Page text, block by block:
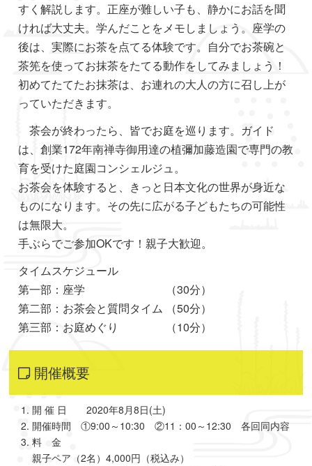
すく解説します。正座が難しい子も、静かにお話を聞
ければ大丈夫。学んだことをメモしましょう。座学の
後は、実際にお茶を点てる体験です。自分でお茶碗と
茶筅を使ってお抹茶をたてる動作をしてみましょう！
初めてたてたお抹茶は、お連れの大人の方に召し上が
っていただきます。
茶会が終わったら、皆でお庭を巡ります。ガイド
は、創業172年南禅寺御用達の植彌加藤造園で専門の教
育を受けた庭園コンシェルジュ。
お茶会を体験すると、きっと日本文化の世界が身近な
ものになります。その先に広がる子どもたちの可能性
は無限大。
手ぶらでご参加OKです！親子大歓迎。
タイムスケジュール
第一部：座学 （30分）
第二部：お茶会と質問タイム （50分）
第三部：お庭めぐり （10分）
開催概要
開 催 日 2020年8月8日(土)
開催時間 ①9:00～10:30 ②11：00～12:30 各回同内容
料 金
親子ペア（2名）4,000円（税込み）